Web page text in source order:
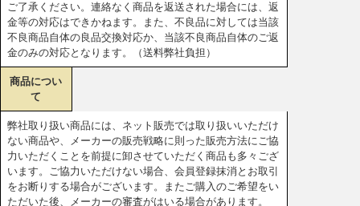
ご了承ください。連絡なく商品を返送された場合には、返
金等の対応はできかねます。また、不良品に対しては当該
不良商品自体の良品交換対応か、当該不良商品自体のご返
金のみの対応となります。（送料弊社負担）
商品につい
て
弊社取り扱い商品には、ネット販売では取り扱いいただけ
ない商品や、メーカーの販売戦略に則った販売方法にご協
力いただくことを前提に卸させていただく商品も多々ござ
います。ご協力いただけない場合、会員登録抹消とお取引
をお断りする場合がございます。またご購入のご希望をい
ただいた後、メーカーの審査がはいる場合があります。